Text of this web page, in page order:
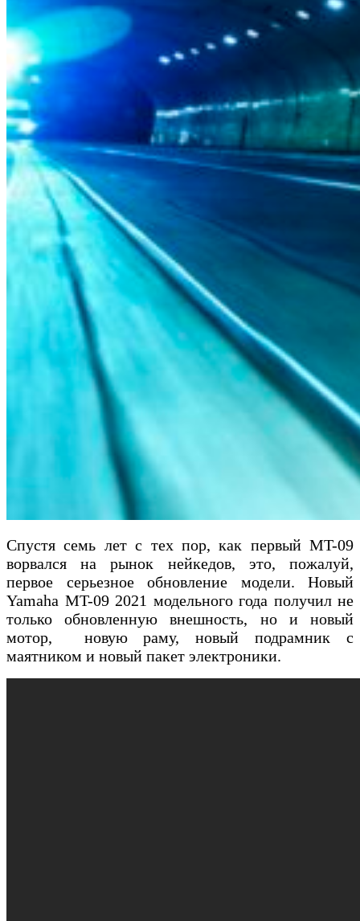
Спустя семь лет с тех пор, как первый MT-09
ворвался на рынок нейкедов, это, пожалуй,
первое серьезное обновление модели. Новый
Yamaha MT-09 2021 модельного года получил не
только обновленную внешность, но и новый
мотор, новую раму, новый подрамник с
маятником и новый пакет электроники.